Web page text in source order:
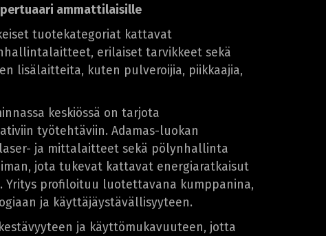
ammattilaisille
tuotekategoriat kattavat
erilaiset tarvikkeet sekä
lisälaitteita, kuten pulveroijia, piikkaajia,
keskiössä on tarjota
työtehtäviin. Adamas-luokan
ja mittalaitteet sekä pölynhallinta
jota tukevat kattavat energiaratkaisut
Yritys profiloituu luotettavana kumppanina,
ja käyttäjäystävällisyyteen.
ja käyttömukavuuteen, jotta